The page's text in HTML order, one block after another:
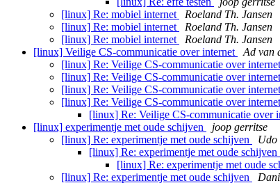
[linux] Re: mobiel internet
Roeland Th. Jansen
[linux] Re: mobiel internet
Roeland Th. Jansen
[linux] Re: mobiel internet
Roeland Th. Jansen
[linux] Veilige CS-communicatie over internet
Ad van
[linux] Re: Veilige CS-communicatie over
[linux] Re: Veilige CS-communicatie over
[linux] Re: Veilige CS-communicatie over
[linux] Re: Veilige CS-communicatie over
[linux] Re: Veilige CS-communicatie over
[linux] experimentje met oude schijven
joop gerritse
[linux] Re: experimentje met oude schijven
Udo
[linux] Re: experimentje met oude schijven
[linux] Re: experimentje met oude
[linux] Re: experimentje met oude schijven